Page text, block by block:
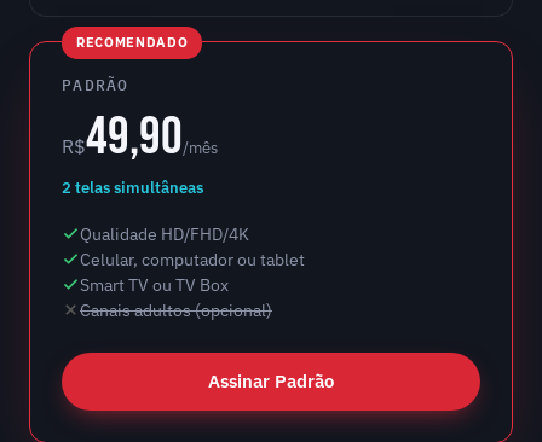
RECOMENDADO
PADRÃO
R$49,90/mês
2 telas simultâneas
Qualidade HD/FHD/4K
Celular, computador ou tablet
Smart TV ou TV Box
Canais adultos (opcional)
Assinar Padrão